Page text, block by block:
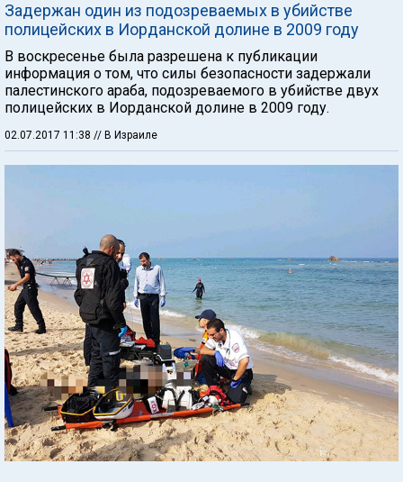
Задержан один из подозреваемых в убийстве
полицейских в Иорданской долине в 2009 году
В воскресенье была разрешена к публикации
информация о том, что силы безопасности задержали
палестинского араба, подозреваемого в убийстве двух
полицейских в Иорданской долине в 2009 году.
02.07.2017 11:38 // В Израиле